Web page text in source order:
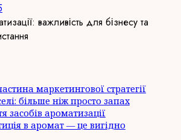
маркетингової стратегії
більше ніж просто запах
засобів ароматизації
в аромат — це вигідно